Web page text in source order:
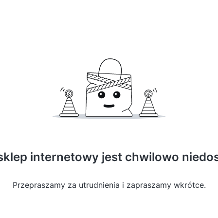
internetowy jest chwilowo
Przepraszamy za utrudnienia i zapraszamy wkrótce.